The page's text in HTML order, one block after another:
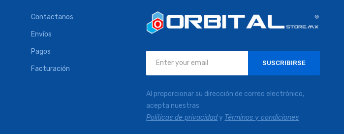
Contactanos
Envíos
Pagos
Facturación
boletín
de
noticias:
SUSCRIBIRSE
Al proporcionar su dirección de correo electrónico,
acepta nuestras
Políticas de privacidady Términos y condiciones